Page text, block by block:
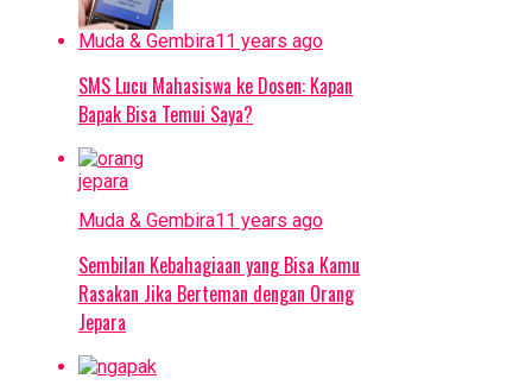
Padahal kalau ibu hamil tidak makan, jabang bayi tentu
tidak dapat asupan makanan. Untuk itu, kamu sebagai
menyuapinya biar tambah mesra.
sedang hamil. Bagaimana menurutmu? Apakah masih
ada yang kurang?
Related Topics:
Up Next
Jika Ingin Melahirkan Normal, Ini 8 Hal yang Perlu
Dipersiapkan!
Muda & Gembira11 years ago
SMS Lucu Mahasiswa ke Dosen: Kapan
Bapak Bisa Temui Saya?
Muda & Gembira11 years ago
Sembilan Kebahagiaan yang Bisa Kamu
Rasakan Jika Berteman dengan Orang
Jepara